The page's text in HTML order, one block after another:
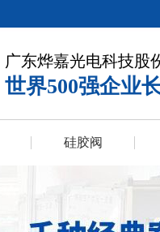
广东烨嘉光电科技股
世界500强企业
硅胶阀